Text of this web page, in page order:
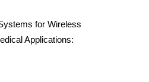
for Wireless
Applications: